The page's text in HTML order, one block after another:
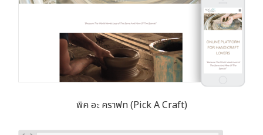
พิค อะ คราฟท (Pick A Craft)